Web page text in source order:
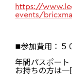
https://
events/
■参加費用：５
年間パスポー
お持ちの方は一